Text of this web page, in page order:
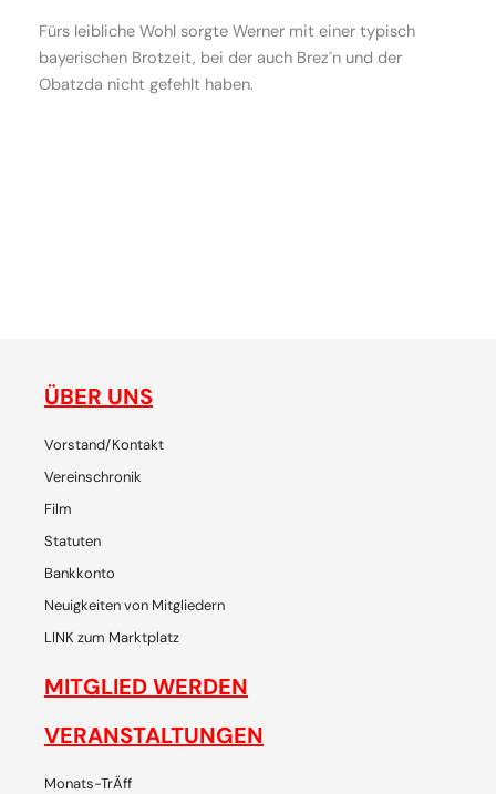
Fürs leibliche Wohl sorgte Werner mit einer typisch
bayerischen Brotzeit, bei der auch Brez´n und der
Obatzda nicht gefehlt haben.
ÜBER UNS
Vorstand/Kontakt
Vereinschronik
Film
Statuten
Bankkonto
Neuigkeiten von Mitgliedern
LINK zum Marktplatz
MITGLIED WERDEN
VERANSTALTUNGEN
Monats-TrÄff